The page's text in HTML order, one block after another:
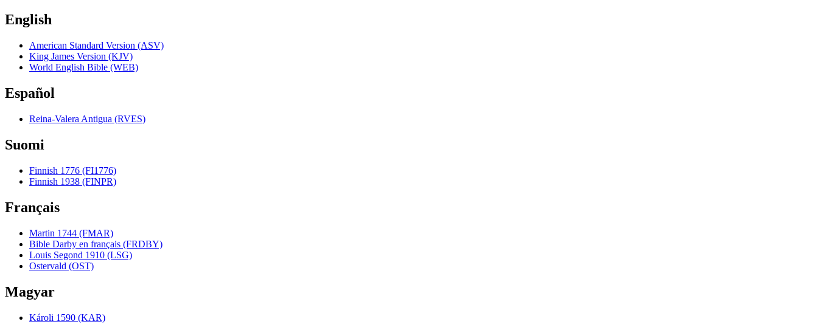
English
American Standard Version (ASV)
King James Version (KJV)
World English Bible (WEB)
Español
Reina-Valera Antigua (RVES)
Suomi
Finnish 1776 (FI1776)
Finnish 1938 (FINPR)
Français
Martin 1744 (FMAR)
Bible Darby en français (FRDBY)
Louis Segond 1910 (LSG)
Ostervald (OST)
Magyar
Károli 1590 (KAR)